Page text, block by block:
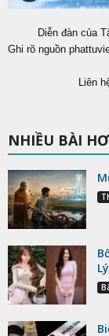
Diễn đàn của
Ghi rõ nguồn
Liên
NHIỀU BÀI